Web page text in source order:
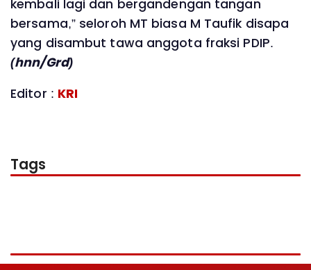
kembali lagi dan bergandengan tangan
bersama,” seloroh MT biasa M Taufik disapa
yang disambut tawa anggota fraksi PDIP.
(hnn/Grd)
Editor : KRI
Tags